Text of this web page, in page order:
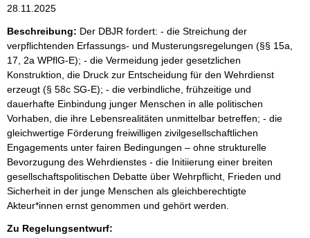
28.11.2025
Beschreibung: Der DBJR fordert: - die Streichung der
verpflichtenden Erfassungs- und Musterungsregelungen (§§ 15a,
17, 2a WPflG-E); - die Vermeidung jeder gesetzlichen
Konstruktion, die Druck zur Entscheidung für den Wehrdienst
erzeugt (§ 58c SG-E); - die verbindliche, frühzeitige und
dauerhafte Einbindung junger Menschen in alle politischen
Vorhaben, die ihre Lebensrealitäten unmittelbar betreffen; - die
gleichwertige Förderung freiwilligen zivilgesellschaftlichen
Engagements unter fairen Bedingungen – ohne strukturelle
Bevorzugung des Wehrdienstes - die Initiierung einer breiten
gesellschaftspolitischen Debatte über Wehrpflicht, Frieden und
Sicherheit in der junge Menschen als gleichberechtigte
Akteur*innen ernst genommen und gehört werden.
Zu Regelungsentwurf: